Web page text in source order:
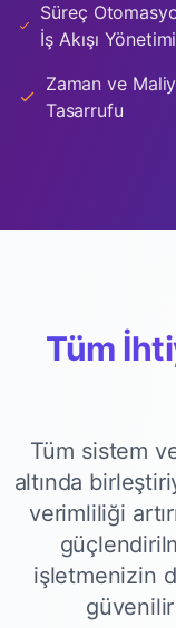
Süreç
İş Akışı Yönetimi
Zaman ve
Tasarrufu
Tüm
Tüm sistem
altında
verimliliği
işletmenizin